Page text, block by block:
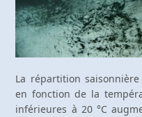
La répartition
en fonction de la
inférieures à 20 °C